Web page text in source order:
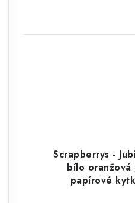
Scrapberrys -
bílo
papírové